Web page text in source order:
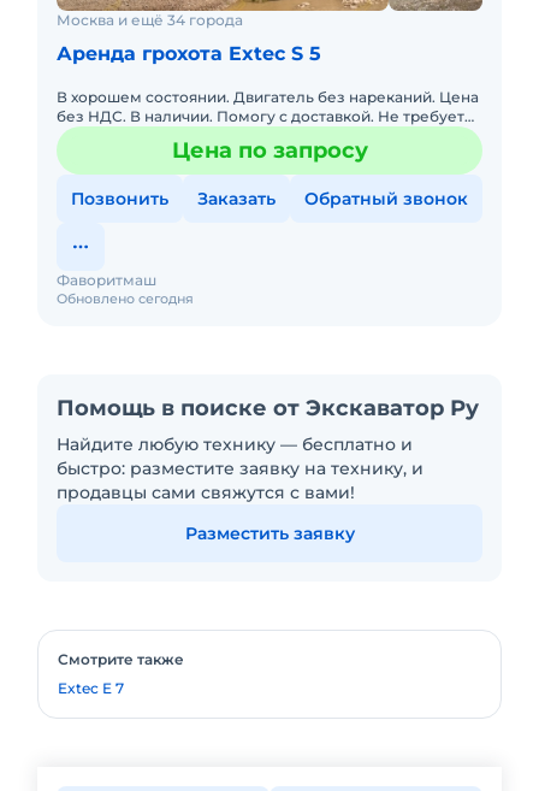
Москва и ещё 34 города
Аренда грохота Extec S 5
В хорошем состоянии. Двигатель без нареканий. Цена
без НДС. В наличии. Помогу с доставкой. Не требует
вложений. Обслуживалась у оф. дилера. Готова к
эксплуатаци
Цена по запросу
Позвонить Заказать Обратный звонок
Обновлено сегодня
Фаворитмаш
Помощь в поиске от Экскаватор Ру
Найдите любую технику — бесплатно и
быстро: разместите заявку на технику, и
продавцы сами свяжутся с вами!
Разместить заявку
Смотрите также
Extec E 7